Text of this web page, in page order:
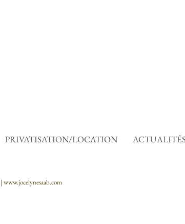
PRIVATISATION/LOCATION
www.jocelynesaab.com